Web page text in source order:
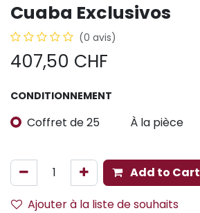
Cuaba Exclusivos
(0 avis)
407,50 CHF
CONDITIONNEMENT
Coffret de 25 À la pièce
Add to Cart
Ajouter à la liste de souhaits